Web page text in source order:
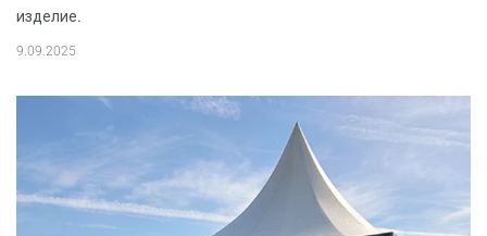
изделие.
9.09.2025